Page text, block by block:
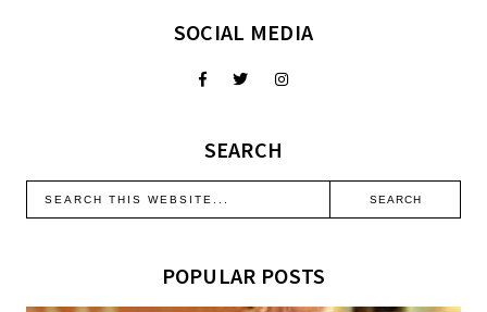
SOCIAL MEDIA
SEARCH
POPULAR POSTS